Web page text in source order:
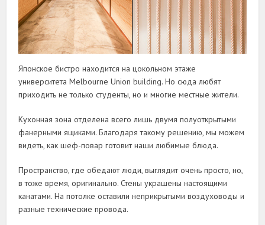
Японское бистро находится на цокольном этаже
университета Melbourne Union building. Но сюда любят
приходить не только студенты, но и многие местные жители.
Кухонная зона отделена всего лишь двумя полуоткрытыми
фанерными ящиками. Благодаря такому решению, мы можем
видеть, как шеф-повар готовит наши любимые блюда.
Пространство, где обедают люди, выглядит очень просто, но,
в тоже время, оригинально. Стены украшены настоящими
канатами. На потолке оставили неприкрытыми воздуховоды и
разные технические провода.